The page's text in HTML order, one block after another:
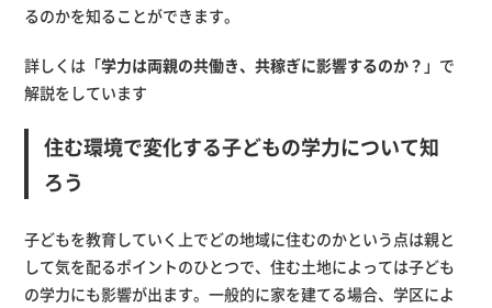
るのかを知ることができます。
詳しくは「学力は両親の共働き、共稼ぎに影響するのか？ 」で
解説をしています
住む環境で変化する子どもの学力について知
ろう
子どもを教育していく上でどの地域に住むのかという点は親と
して気を配るポイントのひとつで、住む土地によっては子ども
の学力にも影響が出ます。一般的に家を建てる場合、学区によ